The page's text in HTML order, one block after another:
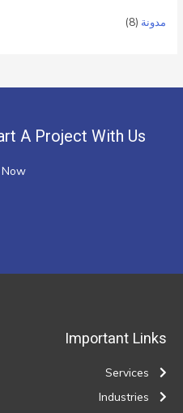
مدونة (8)
A Project With Us?
Now
Important Links
Services
Industries